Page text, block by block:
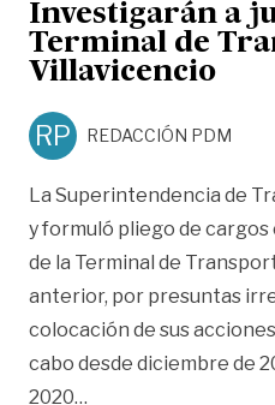
Investigarán a
Terminal de
Villavicencio
RP REDACCIÓN PDM
La Superintendencia de
y formuló pliego de
de la Terminal de
anterior, por presuntas
colocación de sus
cabo desde diciembre de
2020…